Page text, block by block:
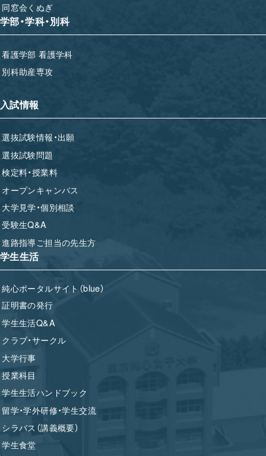
同窓会くぬぎ
学部・学科・別科
看護学部 看護学科
別科助産専攻
入試情報
選抜試験情報・出願
選抜試験問題
検定料・授業料
オープンキャンパス
大学見学・個別相談
受験生Q&A
進路指導ご担当の先生方
学生生活
純心ポータルサイト（blue）
証明書の発行
学生生活Q&A
クラブ・サークル
大学行事
授業科目
学生生活ハンドブック
留学・学外研修・学生交流
シラバス（講義概要）
学生食堂